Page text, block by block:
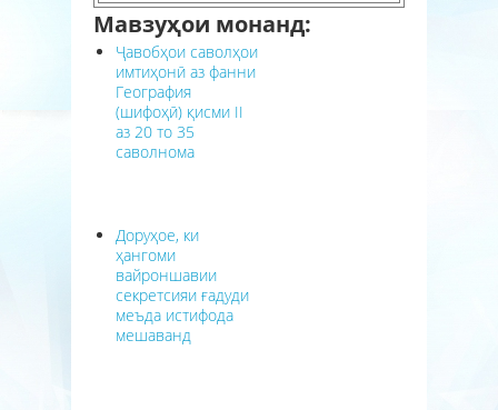
Мавзуҳои монанд:
Ҷавобҳои саволҳои
имтиҳонӣ аз фанни
География
(шифоҳӣ) қисми II
аз 20 то 35
саволнома
Доруҳое, ки
ҳангоми
вайроншавии
секретсияи ғадуди
меъда истифода
мешаванд